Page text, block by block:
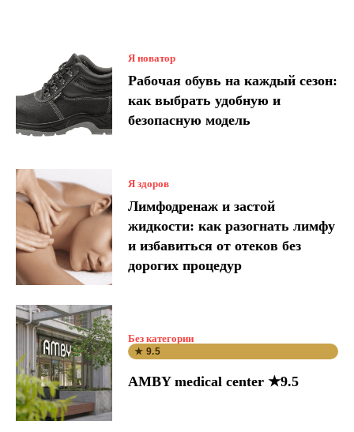
Я новатор
Рабочая обувь на каждый сезон:
как выбрать удобную и
безопасную модель
Я здоров
Лимфодренаж и застой
жидкости: как разогнать лимфу
и избавиться от отеков без
дорогих процедур
Без категории
★ 9.5
AMBY medical center ★9.5